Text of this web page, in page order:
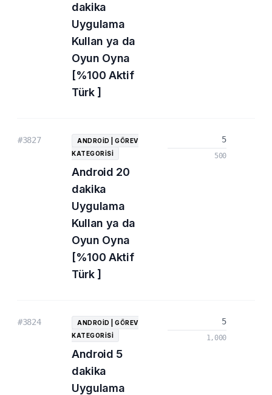
dakika
Uygulama
Kullan ya da
Oyun Oyna
[%100 Aktif
Türk ]
#3827
ANDROID | GÖREV
KATEGORISI
Android 20
dakika
Uygulama
Kullan ya da
Oyun Oyna
[%100 Aktif
Türk ]
5
500
#3824
ANDROID | GÖREV
KATEGORISI
Android 5
dakika
Uygulama
5
1,000